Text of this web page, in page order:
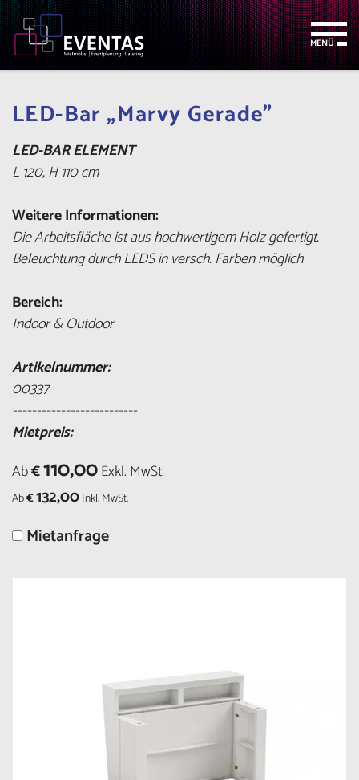
Seitenbereiche:
Zum
Inhalt
Zur
Hauptnavigation
Zur
Footernavigation
MENÜ
LED-Bar „Marvy Gerade"
LED-BAR ELEMENT
L 120, H 110 cm
Weitere Informationen:
Die Arbeitsfläche ist aus hochwertigem Holz gefertigt.
Beleuchtung durch LEDS in versch. Farben möglich
Bereich:
Indoor & Outdoor
Artikelnummer:
00337
--------------------------
Mietpreis:
Ab€110,00Exkl. MwSt.
Ab€132,00Inkl. MwSt.
Mietanfrage